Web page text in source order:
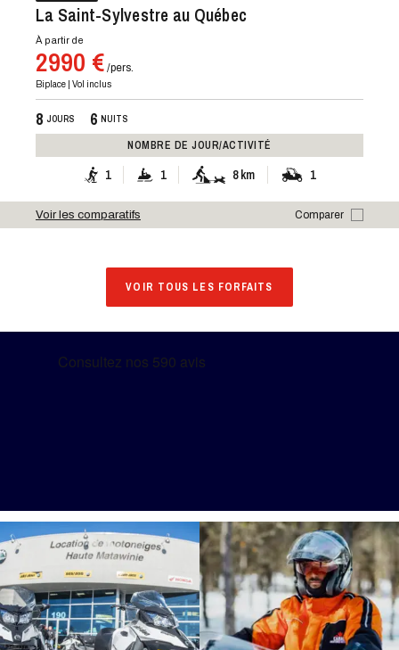
La Saint-Sylvestre au Québec
À partir de
2990 € /pers.
Biplace | Vol inclus
8 JOURS 6 NUITS
NOMBRE DE JOUR/ACTIVITÉ
1 1 8 km 1
Voir les comparatifs Comparer
VOIR TOUS LES FORFAITS